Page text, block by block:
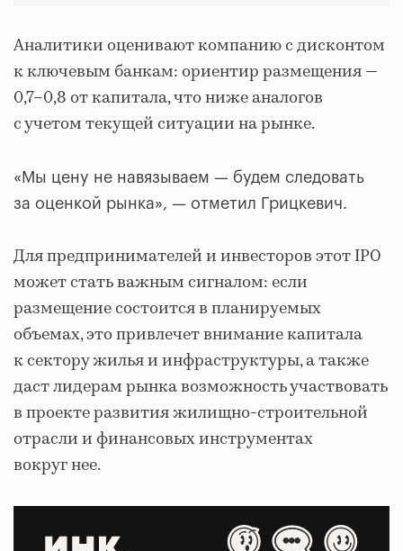
Аналитики оценивают компанию с дисконтом
к ключевым банкам: ориентир размещения —
0,7–0,8 от капитала, что ниже аналогов
с учетом текущей ситуации на рынке.
«Мы цену не навязываем — будем следовать
за оценкой рынка», — отметил Грицкевич.
Для предпринимателей и инвесторов этот IPO
может стать важным сигналом: если
размещение состоится в планируемых
объемах, это привлечет внимание капитала
к сектору жилья и инфраструктуры, а также
даст лидерам рынка возможность участвовать
в проекте развития жилищно-строительной
отрасли и финансовых инструментах
вокруг нее.